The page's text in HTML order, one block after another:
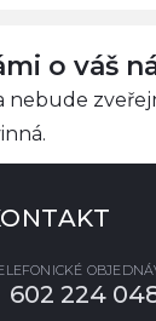
o váš
nebude
602 224